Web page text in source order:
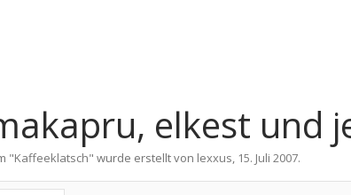
elkest und
"Kaffeeklatsch" wurde erstellt von lexxus, 15. Juli 2007.